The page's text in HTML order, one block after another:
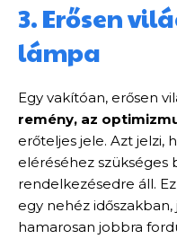
3. Erősen
lámpa
Egy vakítóan, erősen
remény, az
erőteljes jele. Azt jelzi,
eléréséhez szükséges
rendelkezésedre áll.
egy nehéz
hamarosan jobbra